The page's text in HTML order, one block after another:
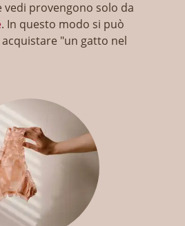
provengono solo da
. In questo modo si può
"un gatto nel